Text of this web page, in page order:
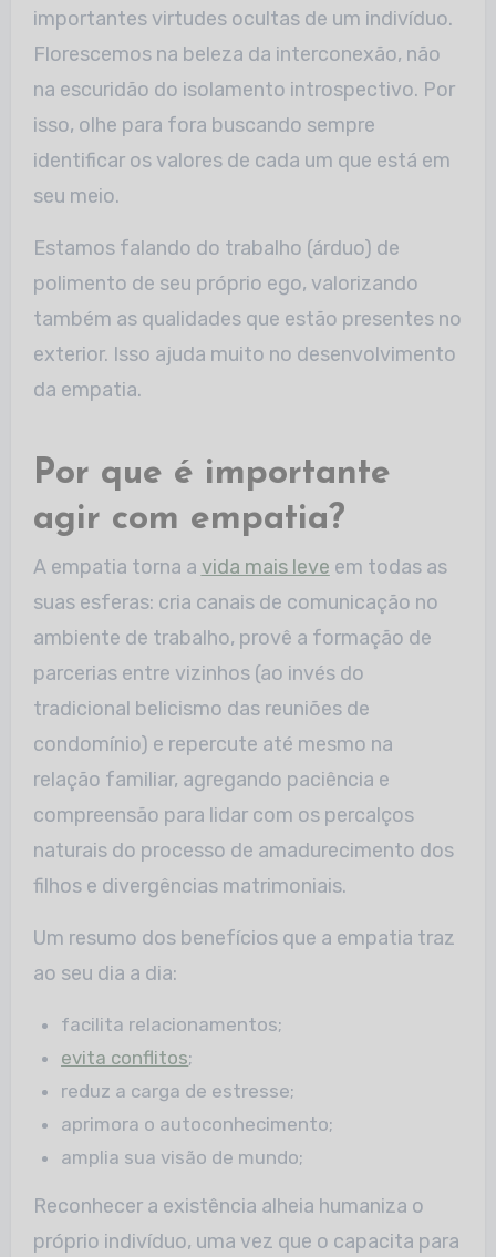
importantes virtudes ocultas de um indivíduo.
Florescemos na beleza da interconexão, não
na escuridão do isolamento introspectivo. Por
isso, olhe para fora buscando sempre
identificar os valores de cada um que está em
seu meio.
Estamos falando do trabalho (árduo) de
polimento de seu próprio ego, valorizando
também as qualidades que estão presentes no
exterior. Isso ajuda muito no desenvolvimento
da empatia.
Por que é importante
agir com empatia?
A empatia torna a vida mais leve em todas as
suas esferas: cria canais de comunicação no
ambiente de trabalho, provê a formação de
parcerias entre vizinhos (ao invés do
tradicional belicismo das reuniões de
condomínio) e repercute até mesmo na
relação familiar, agregando paciência e
compreensão para lidar com os percalços
naturais do processo de amadurecimento dos
filhos e divergências matrimoniais.
Um resumo dos benefícios que a empatia traz
ao seu dia a dia:
facilita relacionamentos;
evita conflitos;
reduz a carga de estresse;
aprimora o autoconhecimento;
amplia sua visão de mundo;
Reconhecer a existência alheia humaniza o
próprio indivíduo, uma vez que o capacita para